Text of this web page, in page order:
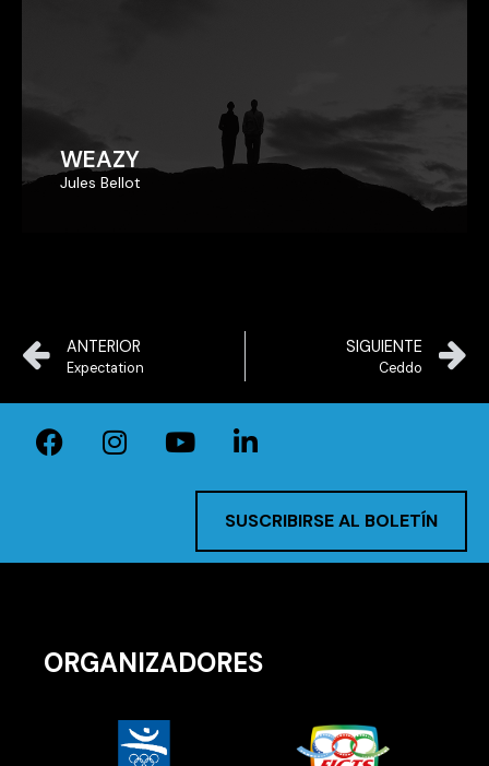
WEAZY
Jules Bellot
WEAZY
Jules Bellot
ANTERIOR
Expectation
SIGUIENTE
Ceddo
SUSCRIBIRSE AL BOLETÍN
ORGANIZADORES